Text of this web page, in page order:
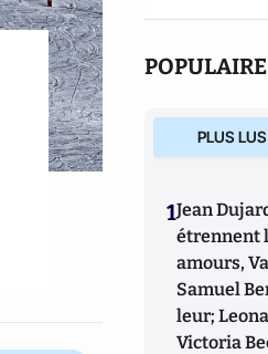
PLUS LUS
1Jean
étrennent
amours,
Samuel
leur;
Victoria